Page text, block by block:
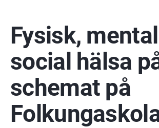
Fysisk,
social hälsa
schemat på